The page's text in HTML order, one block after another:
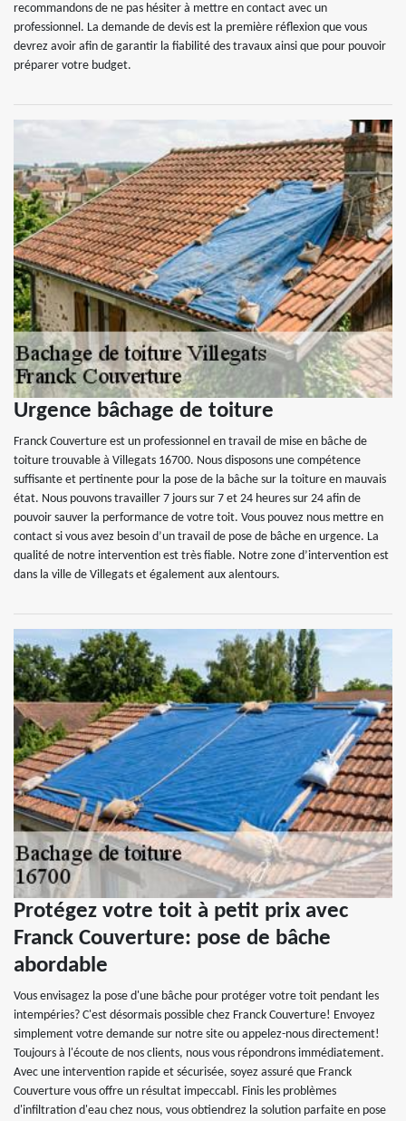
recommandons de ne pas hésiter à mettre en contact avec un
professionnel. La demande de devis est la première réflexion que vous
devrez avoir afin de garantir la fiabilité des travaux ainsi que pour pouvoir
préparer votre budget.
Urgence bâchage de toiture
Franck Couverture est un professionnel en travail de mise en bâche de
toiture trouvable à Villegats 16700. Nous disposons une compétence
suffisante et pertinente pour la pose de la bâche sur la toiture en mauvais
état. Nous pouvons travailler 7 jours sur 7 et 24 heures sur 24 afin de
pouvoir sauver la performance de votre toit. Vous pouvez nous mettre en
contact si vous avez besoin d’un travail de pose de bâche en urgence. La
qualité de notre intervention est très fiable. Notre zone d’intervention est
dans la ville de Villegats et également aux alentours.
Protégez votre toit à petit prix avec
Franck Couverture: pose de bâche
abordable
Vous envisagez la pose d'une bâche pour protéger votre toit pendant les
intempéries? C'est désormais possible chez Franck Couverture! Envoyez
simplement votre demande sur notre site ou appelez-nous directement!
Toujours à l'écoute de nos clients, nous vous répondrons immédiatement.
Avec une intervention rapide et sécurisée, soyez assuré que Franck
Couverture vous offre un résultat impeccabl. Finis les problèmes
d'infiltration d'eau chez nous, vous obtiendrez la solution parfaite en pose